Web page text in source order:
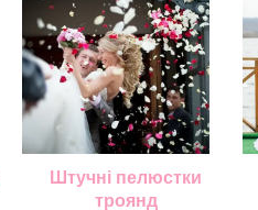
Штучні пелюстки
троянд